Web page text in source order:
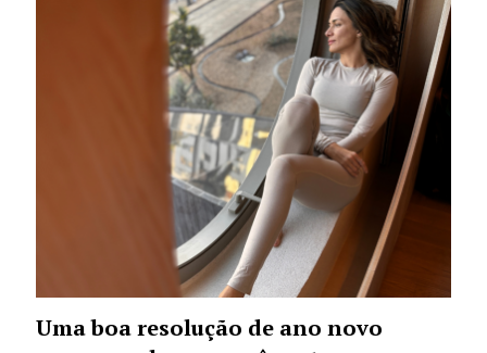
Uma boa resolução de ano novo